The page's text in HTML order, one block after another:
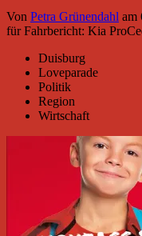
Von Petra Grünendahl am
für Fahrbericht: Kia
Duisburg
Loveparade
Politik
Region
Wirtschaft